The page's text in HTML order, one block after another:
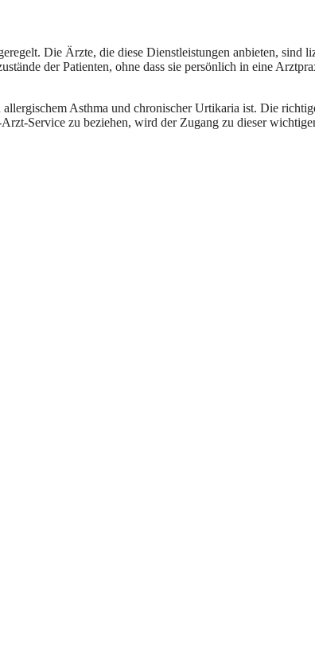
Die Ärzte, die diese Dienstleistungen anbieten, sind
der Patienten, ohne dass sie persönlich in eine
Asthma und chronischer Urtikaria ist. Die
Service zu beziehen, wird der Zugang zu dieser